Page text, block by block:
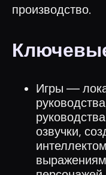
производство.
Игры —
озвучки,